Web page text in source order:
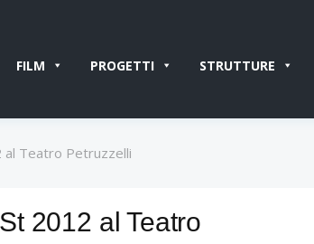
FILM PROGETTI STRUTTURE
Teatro Petruzzelli
2012 al Teatro